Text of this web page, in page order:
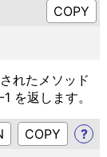
れたメソッド
を返します。
?